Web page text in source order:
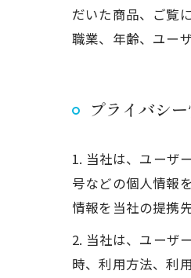
だいた商品、ご覧
職業、年齢、ユー
プライバシ
1. 当社は、ユーザ
号などの個人情報
情報を当社の提携
2. 当社は、ユーザ
時、利用方法、利